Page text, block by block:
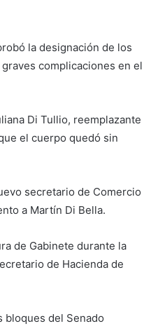
la designación de los
complicaciones en el
Di Tullio, reemplazante
el cuerpo quedó sin
secretario de Comercio
a Martín Di Bella.
de Gabinete durante la
de Hacienda de
bloques del Senado